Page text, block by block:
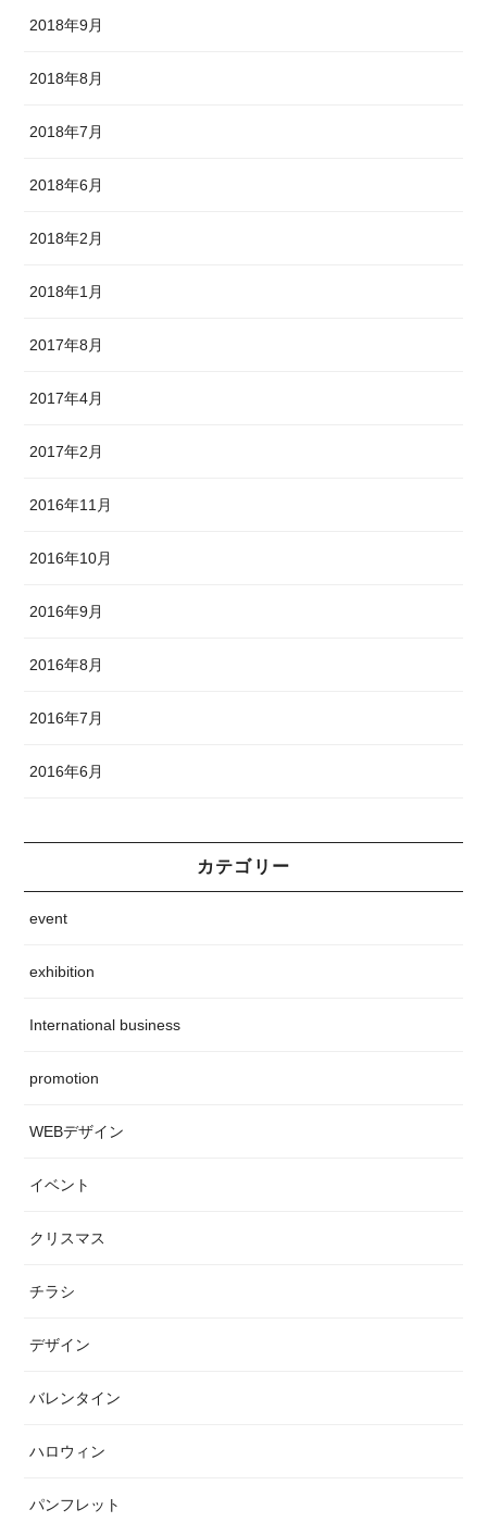
2018年9月
2018年8月
2018年7月
2018年6月
2018年2月
2018年1月
2017年8月
2017年4月
2017年2月
2016年11月
2016年10月
2016年9月
2016年8月
2016年7月
2016年6月
カテゴリー
event
exhibition
International business
promotion
WEBデザイン
イベント
クリスマス
チラシ
デザイン
バレンタイン
ハロウィン
パンフレット